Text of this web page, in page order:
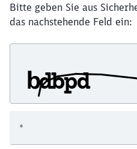
Bitte geben Sie aus
das nachstehende Feld ein:
*